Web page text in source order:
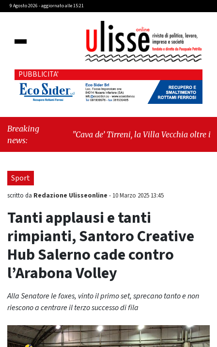
9 Agosto 2026 - aggiornato alle 15:21
PUBBLICITA'
Breaking
news:
"Cava de’ Tirreni, la Villa Vecchia oltre i
Sport
scritto da Redazione Ulisseonline - 10 Marzo 2025 13:45
Tanti applausi e tanti
rimpianti, Santoro Creative
Hub Salerno cade contro
l’Arabona Volley
Alla Senatore le foxes, vinto il primo set, sprecano tanto e non
riescono a centrare il terzo successo di fila